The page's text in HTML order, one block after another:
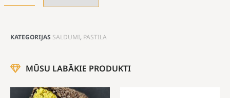
KATEGORIJAS SALDUMI, PASTILA
MŪSU LABĀKIE PRODUKTI